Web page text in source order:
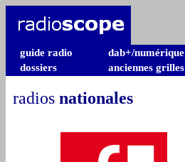
guide radio dab+/numérique
dossiers
anciennes grilles
radios nationales